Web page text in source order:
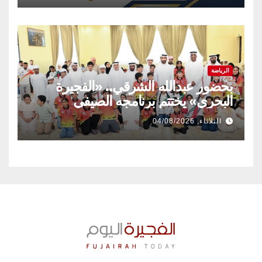
الرياضة
بحضور عبدالله الشرقي.. «الفجيرة
البحري» يختتم برنامجه الصيفي
الثلاثاء, 04/08/2026